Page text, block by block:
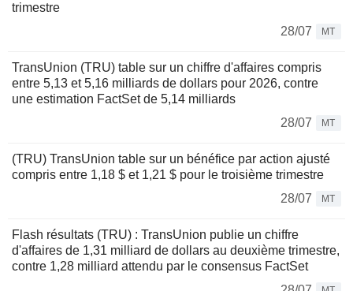
trimestre
28/07
MT
TransUnion (TRU) table sur un chiffre d'affaires compris
entre 5,13 et 5,16 milliards de dollars pour 2026, contre
une estimation FactSet de 5,14 milliards
28/07
MT
(TRU) TransUnion table sur un bénéfice par action ajusté
compris entre 1,18 $ et 1,21 $ pour le troisième trimestre
28/07
MT
Flash résultats (TRU) : TransUnion publie un chiffre
d'affaires de 1,31 milliard de dollars au deuxième trimestre,
contre 1,28 milliard attendu par le consensus FactSet